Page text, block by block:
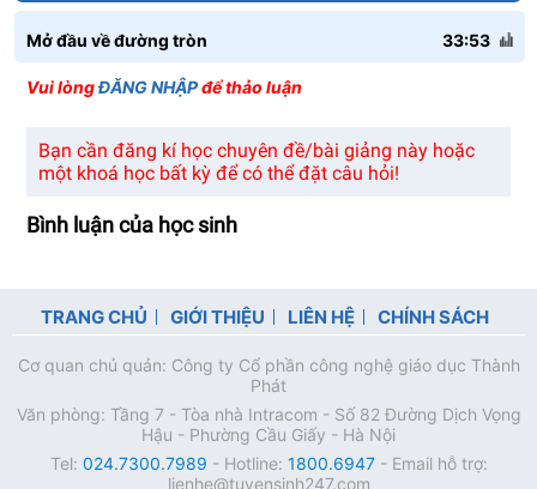
Mở đầu về đường tròn 33:53
Vui lòngĐĂNG NHẬPđể thảo luận
Bạn cần đăng kí học chuyên đề/bài giảng này hoặc
một khoá học bất kỳ để có thể đặt câu hỏi!
Bình luận của học sinh
TRANG CHỦ GIỚI THIỆU LIÊN HỆ CHÍNH SÁCH
Cơ quan chủ quản: Công ty Cổ phần công nghệ giáo dục Thành
Phát
Văn phòng: Tầng 7 - Tòa nhà Intracom - Số 82 Đường Dịch Vọng
Hậu - Phường Cầu Giấy - Hà Nội
Tel: 024.7300.7989 - Hotline: 1800.6947- Email hỗ trợ:
lienhe@tuyensinh247.com